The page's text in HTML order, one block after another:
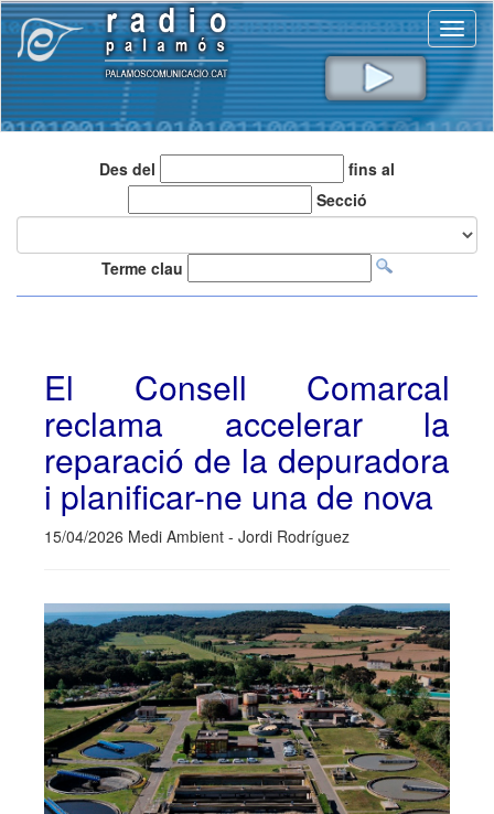
Des del
fins al
Secció
Terme clau
El Consell Comarcal
reclama accelerar la
reparació de la depuradora
i planificar-ne una de nova
15/04/2026 Medi Ambient - Jordi Rodríguez